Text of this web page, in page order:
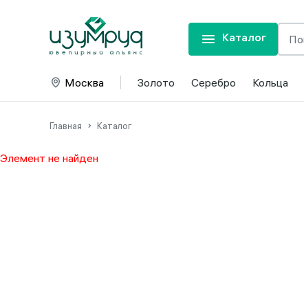
Каталог
Москва Золото Серебро Кольца
Главная Каталог
Элемент не найден